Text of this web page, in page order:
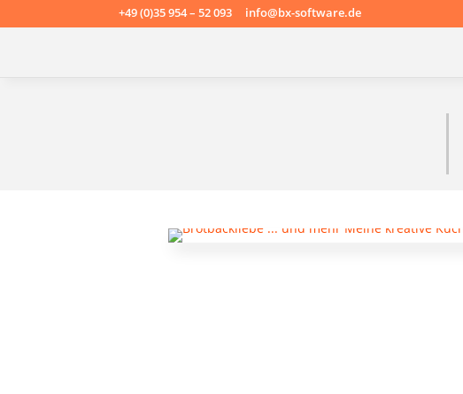
+49 (0)35 954 – 52 093 info@bx-software.de